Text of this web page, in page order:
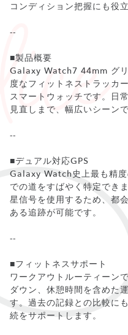
コンディション把握にも役立
--
■製品概要
Galaxy Watch7 44mm グ
度なフィットネストラッカ
スマートウォッチです。日
見直しまで、幅広いシーン
--
■デュアル対応GPS
Galaxy Watch史上最も精度
での道をすばやく特定でき
星信号を使用するため、都
ある追跡が可能です。
--
■フィットネスサポート
ワークアウトルーティーン
ダウン、休憩時間を含めた
す。過去の記録との比較に
続をサポートします。